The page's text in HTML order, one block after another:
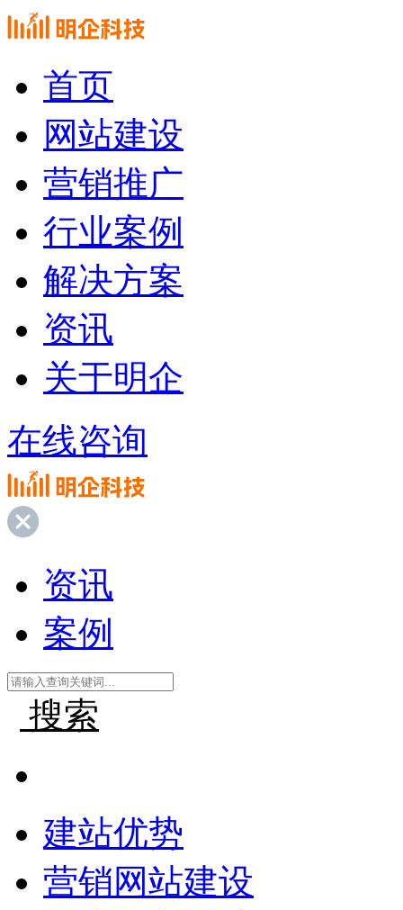
首页
网站建设
营销推广
行业案例
解决方案
资讯
关于明企
在线咨询
资讯
案例
搜索
建站优势
营销网站建设